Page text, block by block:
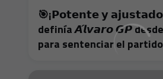
🎯¡𝗣𝗼𝘁𝗲𝗻𝘁𝗲 𝘆
definía 𝘼́𝙡𝙫𝙖𝙧𝙤 𝙂𝙋
para sentenciar el partido